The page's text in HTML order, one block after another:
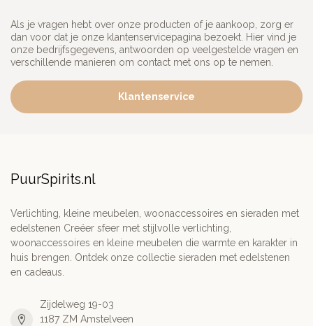
Als je vragen hebt over onze producten of je aankoop, zorg er
dan voor dat je onze klantenservicepagina bezoekt. Hier vind je
onze bedrijfsgegevens, antwoorden op veelgestelde vragen en
verschillende manieren om contact met ons op te nemen.
Klantenservice
PuurSpirits.nl
Verlichting, kleine meubelen, woonaccessoires en sieraden met
edelstenen Creëer sfeer met stijlvolle verlichting,
woonaccessoires en kleine meubelen die warmte en karakter in
huis brengen. Ontdek onze collectie sieraden met edelstenen
en cadeaus.
Zijdelweg 19-03
1187 ZM Amstelveen